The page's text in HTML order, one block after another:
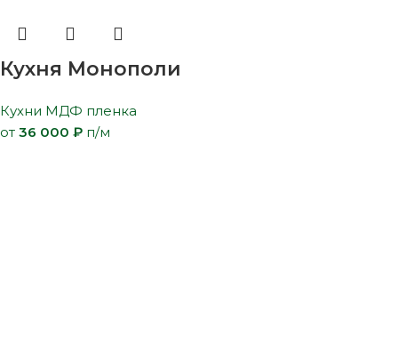
Кухня Монополи
Кухни МДФ пленка
от 36 000 ₽ п/м